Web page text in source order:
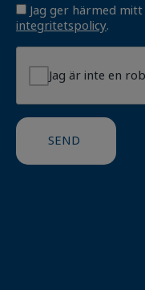
Consent
Jag ger härmed
integritetspolicy.
Jag är inte en
SEND